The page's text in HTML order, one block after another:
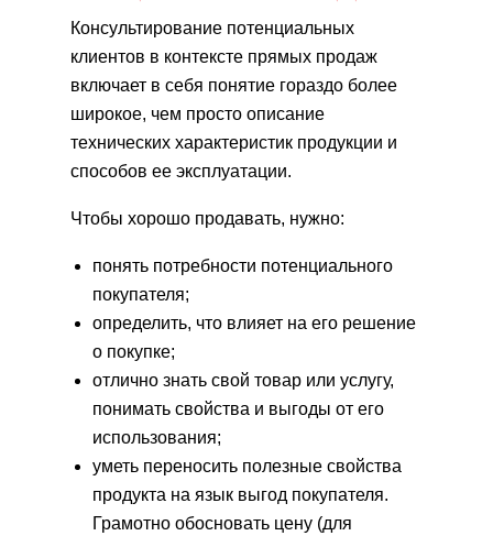
Консультирование потенциальных
клиентов в контексте прямых продаж
включает в себя понятие гораздо более
широкое, чем просто описание
технических характеристик продукции и
способов ее эксплуатации.
Чтобы хорошо продавать, нужно:
понять потребности потенциального
покупателя;
определить, что влияет на его решение
о покупке;
отлично знать свой товар или услугу,
понимать свойства и выгоды от его
использования;
уметь переносить полезные свойства
продукта на язык выгод покупателя.
Грамотно обосновать цену (для